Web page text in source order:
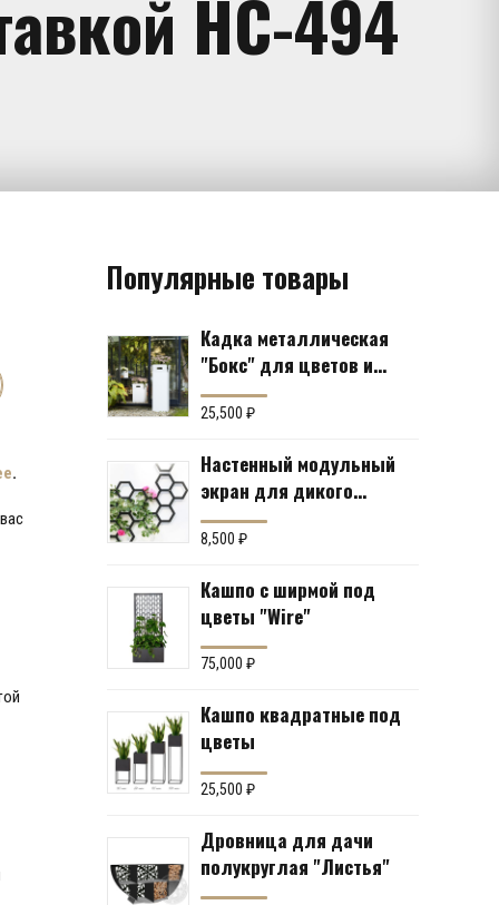
HC-494
.
Популярные товары
Кадка металлическая
"Бокс" для цветов и
кустов (6 вариантов)
25,500 ₽
Настенный модульный
экран для дикого
винограда "Коллекция
Соты"
8,500 ₽
Кашпо с ширмой под
цветы "Wire"
75,000 ₽
Кашпо квадратные под
цветы
25,500 ₽
Дровница для дачи
полукруглая "Листья"